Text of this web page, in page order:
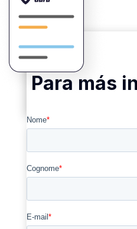
Para más